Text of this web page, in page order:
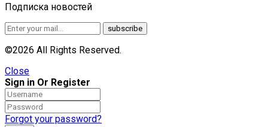
Подписка новостей
©2026 All Rights Reserved.
Close
Sign in Or Register
Forgot your password?